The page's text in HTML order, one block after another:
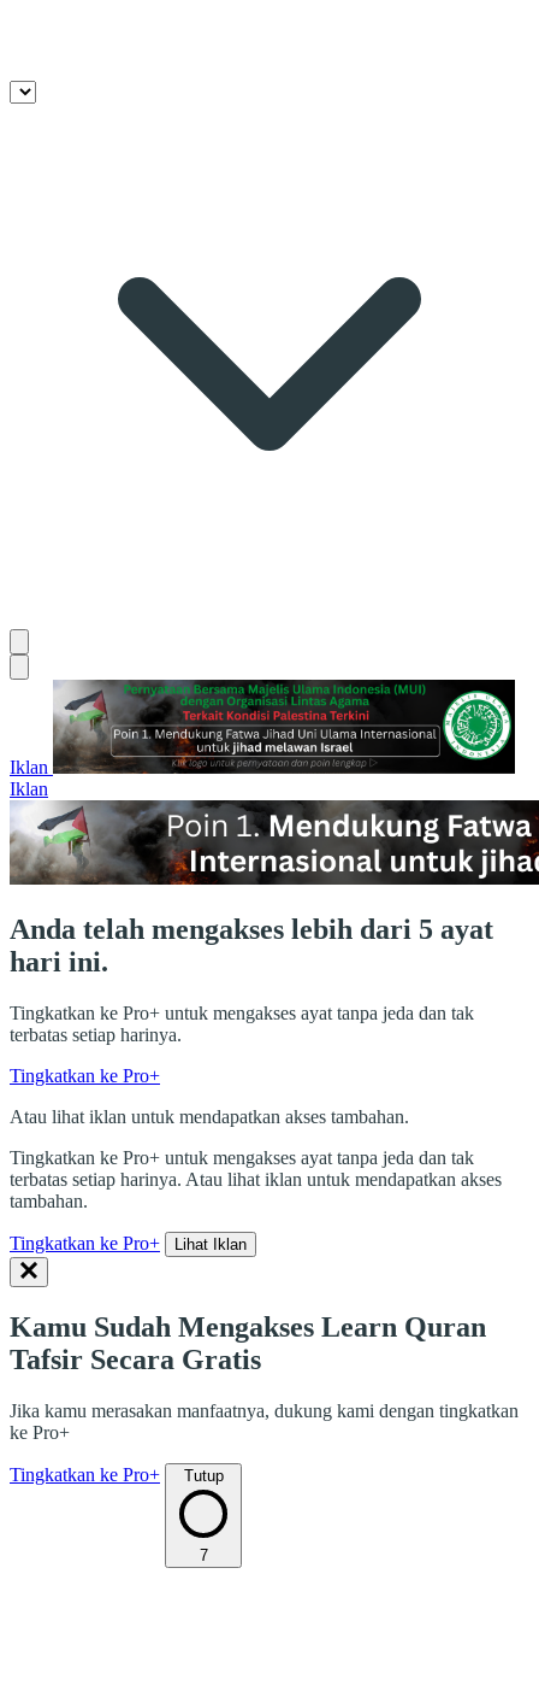
Iklan
Iklan
Anda telah mengakses lebih dari 5 ayat
hari ini.
Tingkatkan ke Pro+ untuk mengakses ayat tanpa jeda dan tak
terbatas setiap harinya.
Tingkatkan ke Pro+
Atau lihat iklan untuk mendapatkan akses tambahan.
Tingkatkan ke Pro+ untuk mengakses ayat tanpa jeda dan tak
terbatas setiap harinya. Atau lihat iklan untuk mendapatkan akses
tambahan.
Tingkatkan ke Pro+ Lihat Iklan
Kamu Sudah Mengakses Learn Quran
Tafsir Secara Gratis
Jika kamu merasakan manfaatnya, dukung kami dengan tingkatkan
ke Pro+
Tingkatkan ke Pro+ Tutup
7